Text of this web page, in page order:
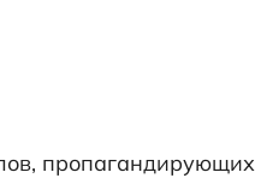
пропагандирующих